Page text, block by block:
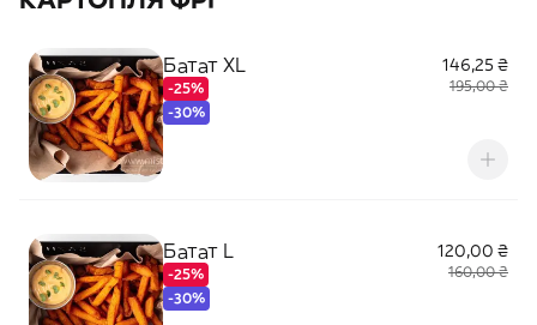
Батат XL
-25%
-30%
146,25 ₴
195,00 ₴
Батат L
-25%
-30%
120,00 ₴
160,00 ₴